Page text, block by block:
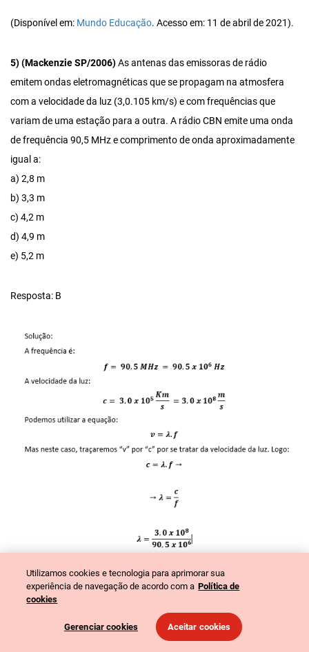
(Disponível em: Mundo Educação. Acesso em: 11 de abril de 2021).
5) (Mackenzie SP/2006)As antenas das emissoras de rádio
emitem ondas eletromagnéticas que se propagam na atmosfera
com a velocidade da luz (3,0.105 km/s) e com frequências que
variam de uma estação para a outra. A rádio CBN emite uma onda
de frequência 90,5 MHz e comprimento de onda aproximadamente
igual a:
a) 2,8 m
b) 3,3 m
c) 4,2 m
d) 4,9 m
e) 5,2 m
Resposta: B
. Acesso em: 11 de abril de 2021).
Utilizamos cookies e tecnologia para aprimorar sua
experiência de navegação de acordo com a Política de
cookies
Gerenciar cookies Aceitar cookies